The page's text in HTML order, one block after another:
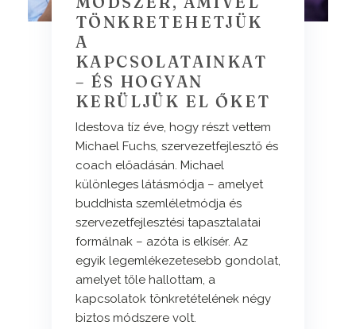
TÖNKRETEHETJÜK
A
KAPCSOLATAINKAT
– ÉS HOGYAN
KERÜLJÜK EL ŐKET
Idestova tíz éve, hogy részt vettem
Michael Fuchs, szervezetfejlesztő és
coach előadásán. Michael
különleges látásmódja – amelyet
buddhista szemléletmódja és
szervezetfejlesztési tapasztalatai
formálnak – azóta is elkísér. Az
egyik legemlékezetesebb gondolat,
amelyet tőle hallottam, a
kapcsolatok tönkretételének négy
biztos módszere volt.